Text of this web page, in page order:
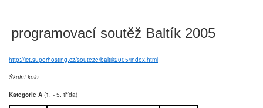
programovací soutěž Baltík 2005
http://ict.superhosting.cz/souteze/baltik2005/index.html
Školní kolo
Kategorie A (1. - 5. třída)